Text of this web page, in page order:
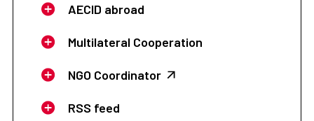
AECID abroad
Multilateral Cooperation
NGO Coordinator
RSS feed